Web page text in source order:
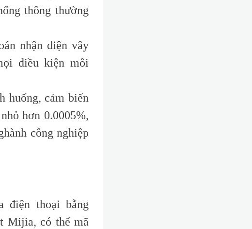
thông thường
nhận diện vây
điều kiện môi
huống, cảm biến
hơn 0.0005%,
công nghiệp
điện thoại bằng
Mijia, có thể mã